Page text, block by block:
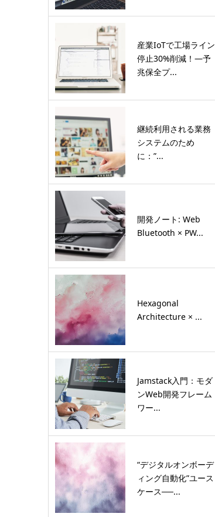
産業IoTで工場ライン
停止30%削減！―予
兆保全プ...
継続利用される業務
システムのため
に：”...
開発ノート: Web
Bluetooth × PW...
Hexagonal
Architecture × ...
Jamstack入門：モダ
ンWeb開発フレーム
ワー...
“デジタルオンボーデ
ィング自動化”ユース
ケース──...